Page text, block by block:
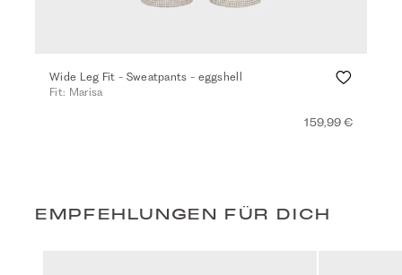
Wide Leg Fit - Sweatpants - eggshell
Fit: Marisa
159,99 €
EMPFEHLUNGEN FÜR DICH